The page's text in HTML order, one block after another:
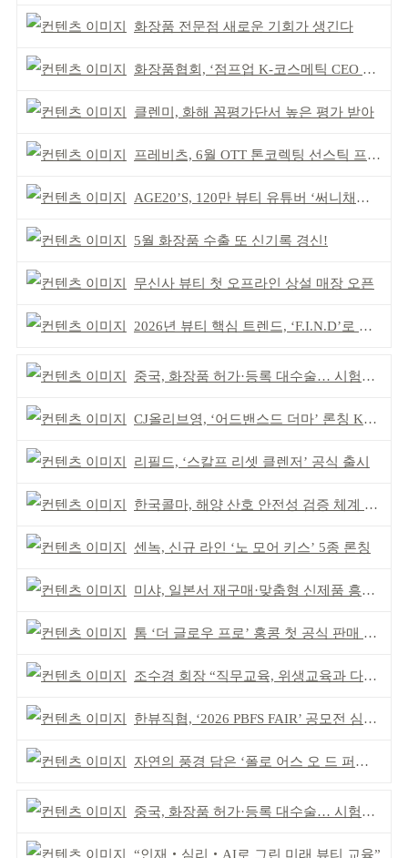
화장품 전문점 새로운 기회가 생긴다
화장품협회, ‘점프업 K-코스메틱 CEO 간담회’ 개최
클렌미, 화해 꼼평가단서 높은 평가 받아
프레비츠, 6월 OTT 톤코렉팅 선스틱 프로모션
AGE20’S, 120만 뷰티 유튜버 ‘써니채널’ 공동개발
5월 화장품 수출 또 신기록 경신!
무신사 뷰티 첫 오프라인 상설 매장 오픈
2026년 뷰티 핵심 트렌드, ‘F.I.N.D’로 읽는다
중국, 화장품 허가·등록 대수술… 시험자료 공용 허용
CJ올리브영, ‘어드밴스드 더마’ 론칭 K더마 육성 박차
리필드, ‘스칼프 리셋 클렌저’ 공식 출시
한국콜마, 해양 산호 안전성 검증 체계 구축
센녹, 신규 라인 ‘노 모어 키스’ 5종 론칭
미샤, 일본서 재구매·맞춤형 신제품 흥행 ‘쌍끌이’
톰 ‘더 글로우 프로’ 홍콩 첫 공식 판매 완판
조수경 회장 “직무교육, 위생교육과 다르다”
한뷰직협, ‘2026 PBFS FAIR’ 공모전 심사 성료
자연의 풍경 담은 ‘폴로 어스 오 드 퍼퓸’ 4종 출시
중국, 화장품 허가·등록 대수술… 시험자료 공용 허용
“인재‧심리‧AI로 그린 미래 뷰티 교육”